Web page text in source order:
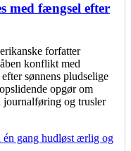
med fængsel efter
forfatter
konflikt med
sønnens pludselige
opgør om
og trusler